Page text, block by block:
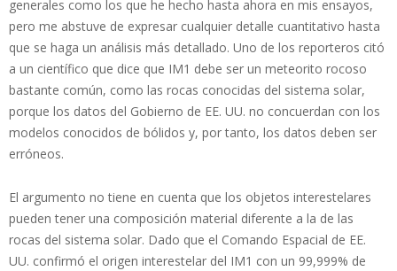
generales como los que he hecho hasta ahora en mis ensayos,
pero me abstuve de expresar cualquier detalle cuantitativo hasta
que se haga un análisis más detallado. Uno de los reporteros citó
a un científico que dice que IM1 debe ser un meteorito rocoso
bastante común, como las rocas conocidas del sistema solar,
porque los datos del Gobierno de EE. UU. no concuerdan con los
modelos conocidos de bólidos y, por tanto, los datos deben ser
erróneos.
El argumento no tiene en cuenta que los objetos interestelares
pueden tener una composición material diferente a la de las
rocas del sistema solar. Dado que el Comando Espacial de EE.
UU. confirmó el origen interestelar del IM1 con un 99,999% de